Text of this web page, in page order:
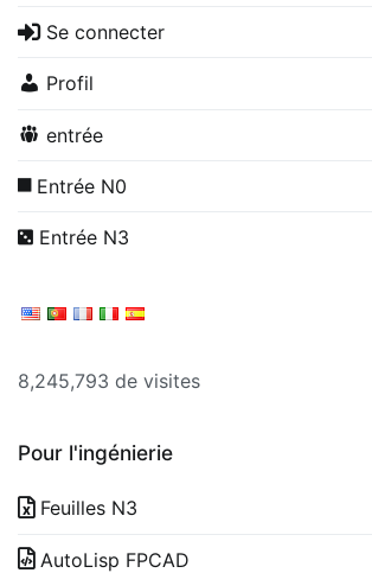
Se connecter
Profil
entrée
Entrée N0
Entrée N3
8,245,793 de visites
Pour l'ingénierie
Feuilles N3
AutoLisp FPCAD